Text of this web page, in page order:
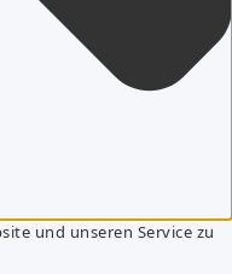
und unseren Service zu